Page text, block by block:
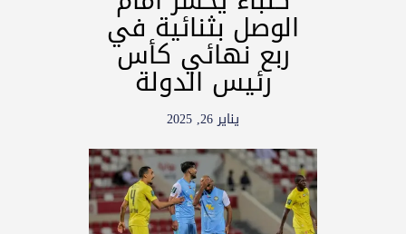
الوصل بثنائية في
ربع نهائي كأس
رئيس الدولة
يناير 26, 2025